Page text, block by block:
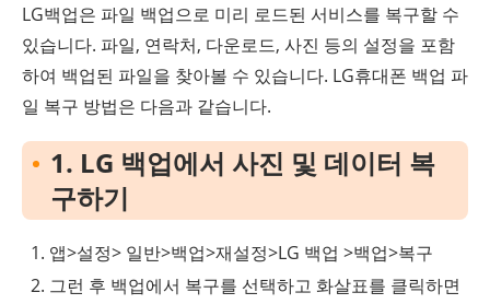
LG백업은 파일 백업으로 미리 로드된 서비스를 복구할 수
있습니다. 파일, 연락처, 다운로드, 사진 등의 설정을 포함
하여 백업된 파일을 찾아볼 수 있습니다. LG휴대폰 백업 파
일 복구 방법은 다음과 같습니다.
1. LG 백업에서 사진 및 데이터 복
구하기
앱>설정> 일반>백업>재설정>LG 백업 >백업>복구
그런 후 백업에서 복구를 선택하고 화살표를 클릭하면